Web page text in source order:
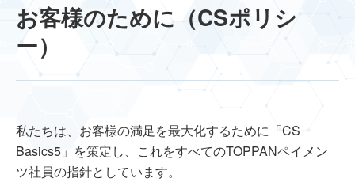
お客様のために（CSポリシ
ー）
私たちは、お客様の満足を最大化するために「CS
Basics5」を策定し、これをすべてのTOPPANペイメン
ツ社員の指針としています。